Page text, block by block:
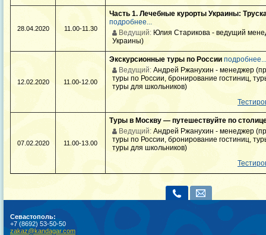
28.04.2020 11.00-11.30
Часть 1. Лечебные курорты Украины:
подробнее...
Ведущий: Юлия Старикова - ведущий
Украины)
12.02.2020 11.00-12.00
Экскурсионные туры по России подробнее...
Ведущий: Андрей Ржанухин - менеджер
туры по России, бронирование гостиниц,
туры для школьников)
07.02.2020 11.00-13.00
Туры в Москву — путешествуйте по
Ведущий: Андрей Ржанухин - менеджер
туры по России, бронирование гостиниц,
туры для школьников)
Севастополь:
+7 (8692) 53-50-50
zakaz@kandagar.com